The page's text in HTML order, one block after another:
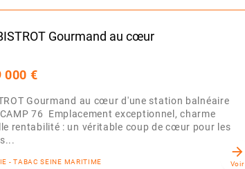
Gourmand au cœur
000 €
Gourmand au cœur d'une station balnéaire
76 Emplacement exceptionnel, charme
rentabilité : un véritable coup de cœur pour les
- TABAC SEINE MARITIME
arrow_forward
Voir